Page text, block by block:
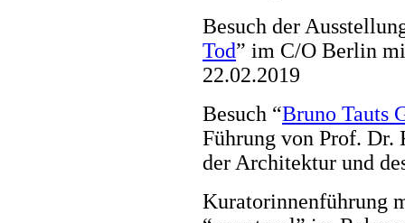
Besuch der
Tod” im C/O Berlin
22.02.2019
Besuch “Bruno Tauts
Führung von Prof. Dr.
der Architektur und
Kuratorinnenführung